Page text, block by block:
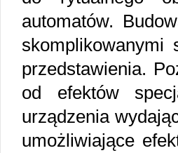
automatów.
skomplikowanymi
przedstawienia.
od efektów
urządzenia
umożliwiające